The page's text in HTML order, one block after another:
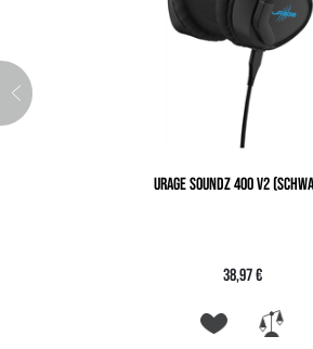
URAGE SOUNDZ 400 V2
38,97 €